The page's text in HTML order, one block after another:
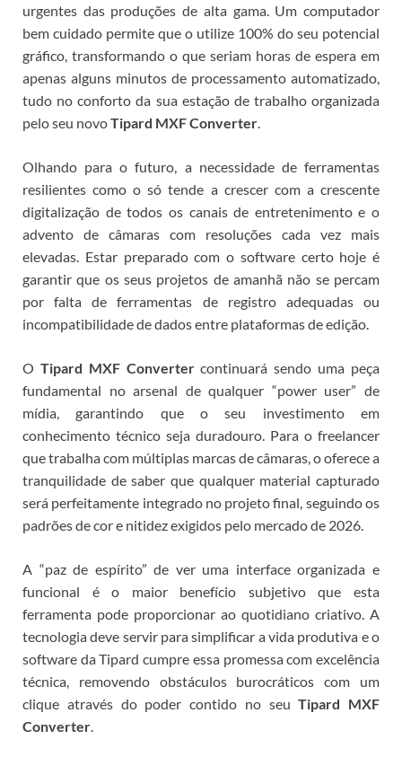
urgentes das produções de alta gama. Um computador
bem cuidado permite que o utilize 100% do seu potencial
gráfico, transformando o que seriam horas de espera em
apenas alguns minutos de processamento automatizado,
tudo no conforto da sua estação de trabalho organizada
pelo seu novoTipard MXF Converter.
Olhando para o futuro, a necessidade de ferramentas
resilientes como o só tende a crescer com a crescente
digitalização de todos os canais de entretenimento e o
advento de câmaras com resoluções cada vez mais
elevadas. Estar preparado com o software certo hoje é
garantir que os seus projetos de amanhã não se percam
por falta de ferramentas de registro adequadas ou
incompatibilidade de dados entre plataformas de edição.
O Tipard MXF Convertercontinuará sendo uma peça
fundamental no arsenal de qualquer “power user” de
mídia, garantindo que o seu investimento em
conhecimento técnico seja duradouro. Para o freelancer
que trabalha com múltiplas marcas de câmaras, ooferece a
tranquilidade de saber que qualquer material capturado
será perfeitamente integrado no projeto final, seguindo os
padrões de cor e nitidez exigidos pelo mercado de 2026.
A “paz de espírito” de ver uma interface organizada e
funcional é o maior benefício subjetivo que esta
ferramenta pode proporcionar ao quotidiano criativo. A
tecnologia deve servir para simplificar a vida produtiva e o
software da Tipard cumpre essa promessa com excelência
técnica, removendo obstáculos burocráticos com um
clique através do poder contido no seuTipard MXF
Converter.